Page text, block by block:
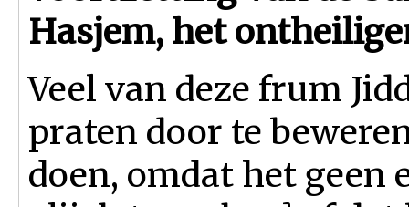
Hasjem, het
Veel van deze frum
praten door te
doen, omdat het geen